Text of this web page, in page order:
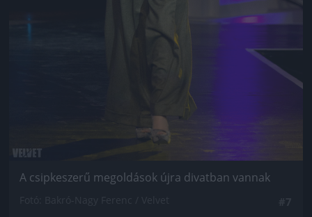
A csipkeszerű megoldások újra divatban vannak